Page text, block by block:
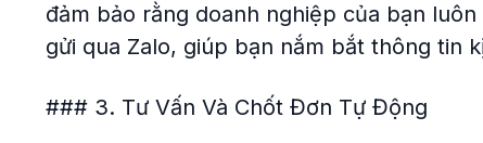
đảm bảo rằng doanh nghiệp của bạn
gửi qua Zalo, giúp bạn nắm bắt thông tin
### 3. Tư Vấn Và Chốt Đơn Tự Động